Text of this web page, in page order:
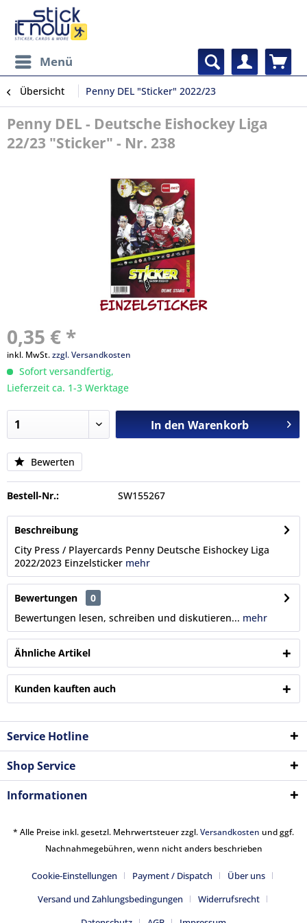
Menü
Übersicht Penny DEL "Sticker" 2022/23
Penny DEL - Deutsche Eishockey Liga
22/23 "Sticker" - Nr. 238
0,35 € *
inkl. MwSt.zzgl. Versandkosten
Sofort versandfertig,
Lieferzeit ca. 1-3 Werktage
In den Warenkorb
Bewerten
Bestell-Nr.: SW155267
Beschreibung
City Press / Playercards Penny Deutsche Eishockey Liga
2022/2023 Einzelsticker mehr
Bewertungen
0
Bewertungen lesen, schreiben und diskutieren... mehr
Ähnliche Artikel
Kunden kauften auch
Service Hotline
Shop Service
Informationen
* Alle Preise inkl. gesetzl. Mehrwertsteuer zzgl.Versandkosten und ggf.
Nachnahmegebühren, wenn nicht anders beschrieben
Cookie-Einstellungen Payment / Dispatch
Über uns
Versand und Zahlungsbedingungen
Widerrufsrecht